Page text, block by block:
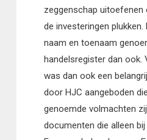
zeggenschap uitoefenen
de investeringen
naam en toenaam
handelsregister dan ook.
was dan ook een
door HJC aangeboden
genoemde volmachten
documenten die alleen